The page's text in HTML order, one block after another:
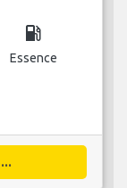
local_gas_station
Essence